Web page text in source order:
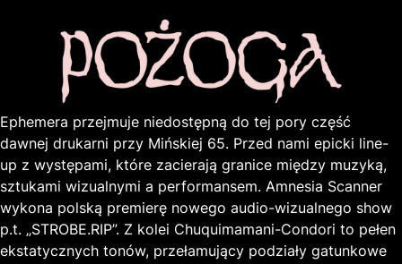
Ephemera przejmuje niedostępną do tej pory część
dawnej drukarni przy Mińskiej 65. Przed nami epicki line-
up z występami, które zacierają granice między muzyką,
sztukami wizualnymi a performansem. Amnesia Scanner
wykona polską premierę nowego audio-wizualnego show
p.t. „STROBE.RIP”. Z kolei Chuquimamani-Condori to pełen
ekstatycznych tonów, przełamujący podziały gatunkowe